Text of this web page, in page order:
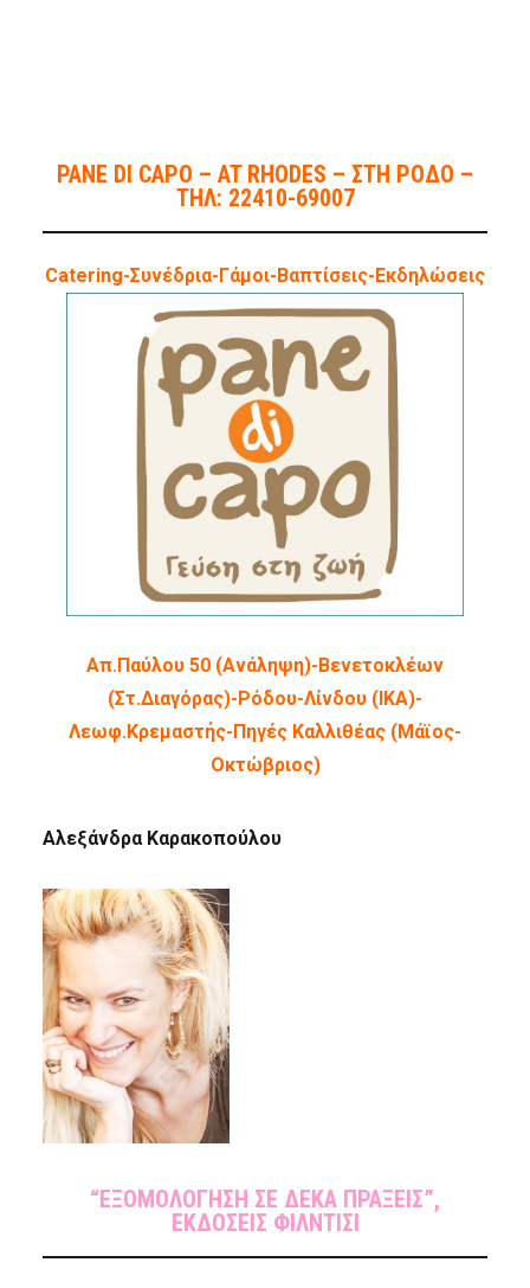
PANE DI CAPO – AT RHODES – ΣΤΗ ΡΟΔΟ –
ΤΗΛ: 22410-69007
Catering-Συνέδρια-Γάμοι-Βαπτίσεις-Εκδηλώσεις
Απ.Παύλου 50 (Ανάληψη)-Βενετοκλέων
(Στ.Διαγόρας)-Ρόδου-Λίνδου (ΙΚΑ)-
Λεωφ.Κρεμαστής-Πηγές Καλλιθέας (Μάϊος-
Οκτώβριος)
Αλεξάνδρα Καρακοπούλου
“ΕΞΟΜΟΛΟΓΗΣΗ ΣΕ ΔΕΚΑ ΠΡΑΞΕΙΣ”,
ΕΚΔΟΣΕΙΣ ΦΙΛΝΤΙΣΙ